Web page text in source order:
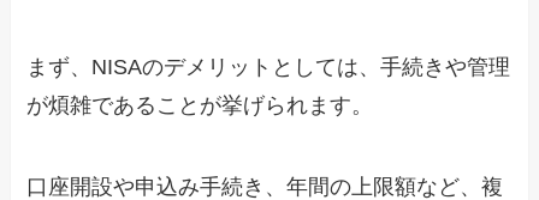
まず、NISAのデメリットとしては、手続きや管理
が煩雑であることが挙げられます。
口座開設や申込み手続き、年間の上限額など、複